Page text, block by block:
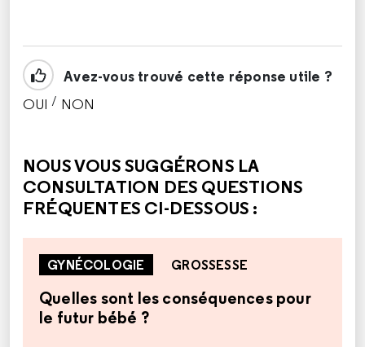
Avez-vous trouvé cette réponse utile ?
OUI / NON
NOUS VOUS SUGGÉRONS LA
CONSULTATION DES QUESTIONS
FRÉQUENTES CI-DESSOUS :
GYNÉCOLOGIE GROSSESSE
Quelles sont les conséquences pour
le futur bébé ?